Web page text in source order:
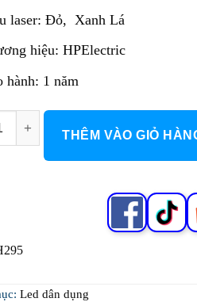
laser: Đỏ, Xanh Lá
hiệu: HPElectric
hành: 1 năm
4 Cửa H295 số lượng
THÊM VÀO GIỎ
Led dân dụng